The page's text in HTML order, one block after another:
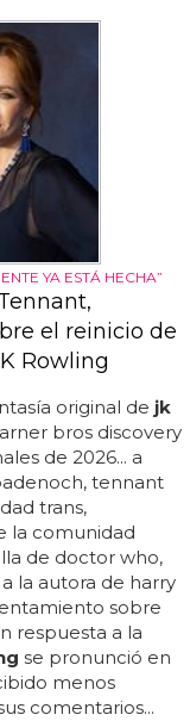
YA ESTÁ HECHA”
el reinicio de
Rowling
original de jk
bros discovery
de 2026... a
tennant
trans,
la comunidad
de doctor who,
la autora de harry
sobre
respuesta a la
se pronunció en
menos
comentarios...